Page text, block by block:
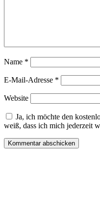
Name *
E-Mail-Adresse *
Website
Ja, ich möchte den
weiß, dass ich mich jederzeit